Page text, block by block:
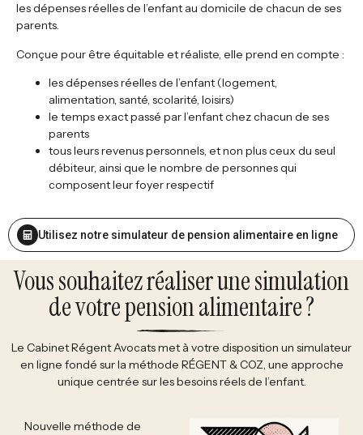
les dépenses réelles de l’enfant au domicile de chacun de ses
parents.
Conçue pour être équitable et réaliste, elle prend en compte :
les dépenses réelles de l’enfant (logement,
alimentation, santé, scolarité, loisirs)
le temps exact passé par l’enfant chez chacun de ses
parents
tous leurs revenus personnels, et non plus ceux du seul
débiteur, ainsi que le nombre de personnes qui
composent leur foyer respectif
Utilisez notre simulateur de pension alimentaire en ligne
Vous souhaitez réaliser une simulation
de votre pension alimentaire ?
Le Cabinet Régent Avocats met à votre disposition un simulateur
en ligne fondé sur la méthode RÉGENT & COZ, une approche
unique centrée sur les besoins réels de l’enfant.
Nouvelle méthode de